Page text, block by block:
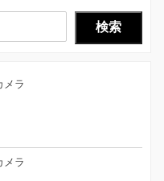
検索
メラ
メラ